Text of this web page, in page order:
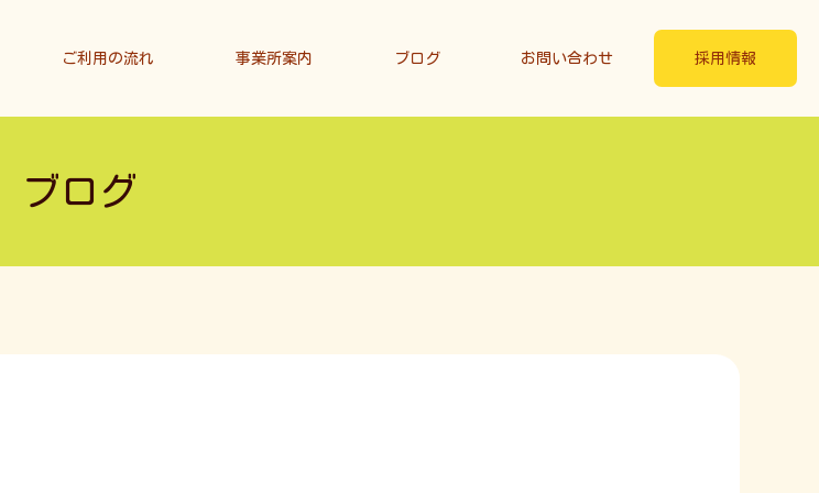
ご利用の流れ 事業所案内 ブログ お問い合わせ 採用情報
ブログ